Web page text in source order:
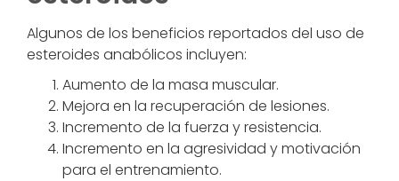
Algunos de los beneficios reportados del uso de
esteroides anabólicos incluyen:
Aumento de la masa muscular.
Mejora en la recuperación de lesiones.
Incremento de la fuerza y resistencia.
Incremento en la agresividad y motivación
para el entrenamiento.